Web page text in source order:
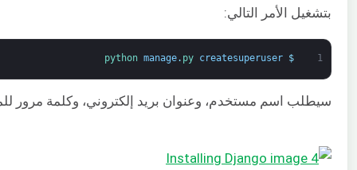
بتشغيل الأمر التالي:
1
$
python manage. py createsuperuser
سيطلب اسم مستخدم، وعنوان بريد إلكتروني، وكلمة مرور